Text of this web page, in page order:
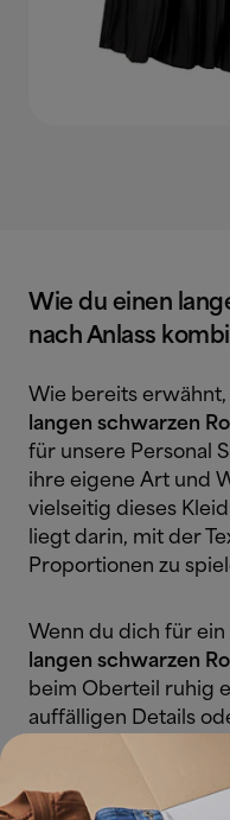
Wie du einen
nach Anlass
Wie bereits erwähnt,
langen schwarzen
für unsere Personal
ihre eigene Art und
vielseitig dieses
liegt darin, mit der
Proportionen zu
Wenn du dich für
langen schwarzen
beim Oberteil ruhig
auffälligen Details
Andersherum gilt:
Spitze oder
unsere Personal